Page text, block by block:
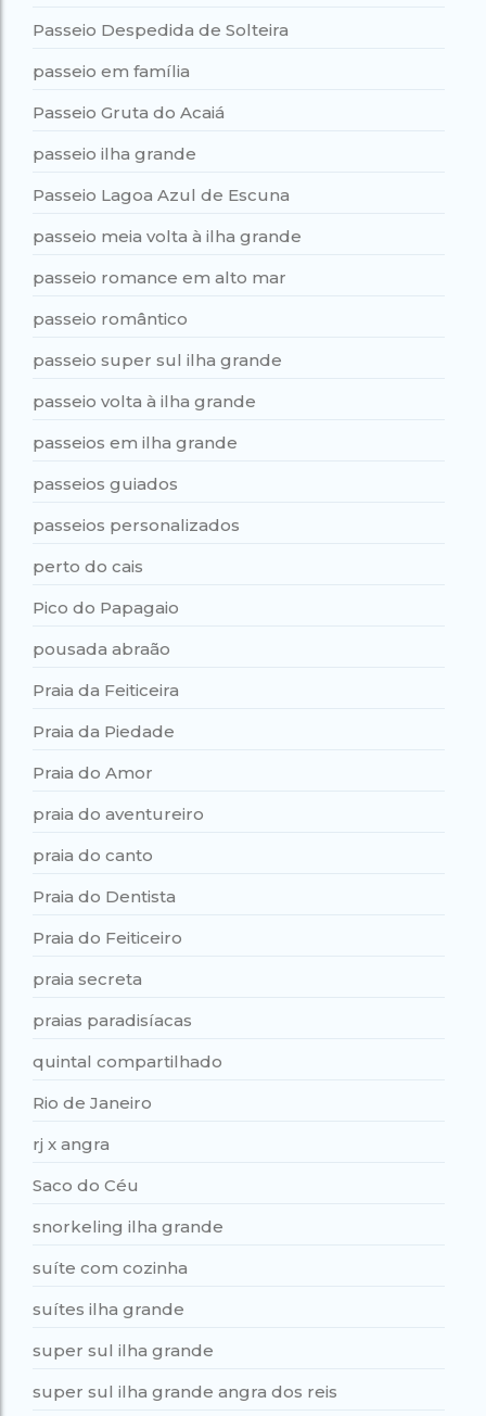
Passeio Despedida de Solteira
passeio em família
Passeio Gruta do Acaiá
passeio ilha grande
Passeio Lagoa Azul de Escuna
passeio meia volta à ilha grande
passeio romance em alto mar
passeio romântico
passeio super sul ilha grande
passeio volta à ilha grande
passeios em ilha grande
passeios guiados
passeios personalizados
perto do cais
Pico do Papagaio
pousada abraão
Praia da Feiticeira
Praia da Piedade
Praia do Amor
praia do aventureiro
praia do canto
Praia do Dentista
Praia do Feiticeiro
praia secreta
praias paradisíacas
quintal compartilhado
Rio de Janeiro
rj x angra
Saco do Céu
snorkeling ilha grande
suíte com cozinha
suítes ilha grande
super sul ilha grande
super sul ilha grande angra dos reis